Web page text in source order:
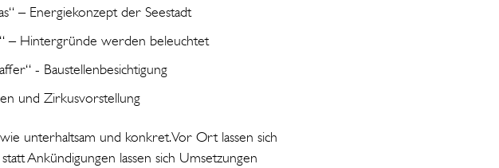
– Energiekonzept der Seestadt
– Hintergründe werden beleuchtet
- Baustellenbesichtigung
und Zirkusvorstellung
unterhaltsam und konkret. Vor Ort lassen sich
Ankündigungen lassen sich Umsetzungen